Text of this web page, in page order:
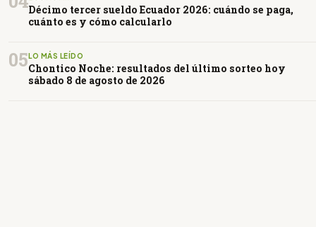
Décimo tercer sueldo Ecuador 2026: cuándo se paga,
cuánto es y cómo calcularlo
05 LO MÁS LEÍDO
Chontico Noche: resultados del último sorteo hoy
sábado 8 de agosto de 2026